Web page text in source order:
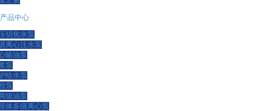
产品中心
切焦水泵
离心注水泵
输油泵
泵
给水泵
泵
级油泵
体多级离心泵